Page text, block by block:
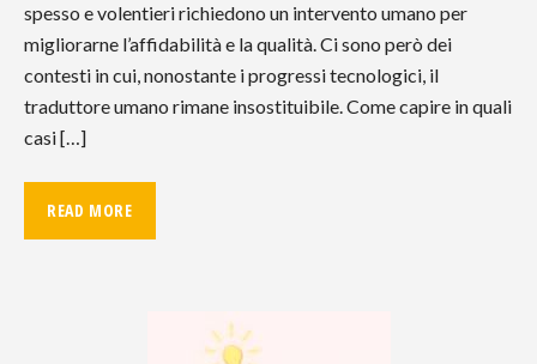
spesso e volentieri richiedono un intervento umano per
migliorarne l’affidabilità e la qualità. Ci sono però dei
contesti in cui, nonostante i progressi tecnologici, il
traduttore umano rimane insostituibile. Come capire in quali
casi […]
READ MORE